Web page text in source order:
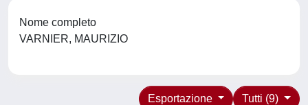
Nome completo
VARNIER, MAURIZIO
Tutti (9)
Esportazione